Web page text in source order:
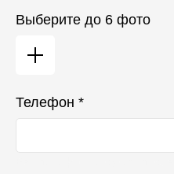
Выберите до 6 фото
Телефон *